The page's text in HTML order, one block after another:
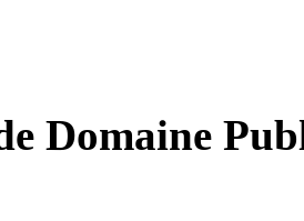
Domaine